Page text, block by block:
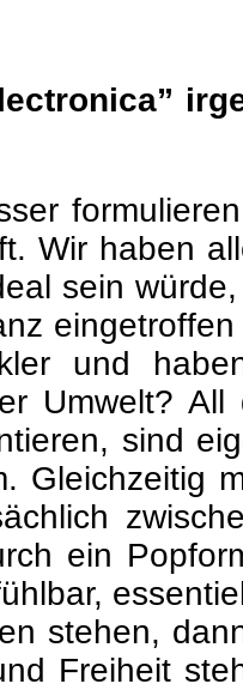
Wir haben
sein
und
Umwelt?
sind
Gleichzeitig
ein
stehen,
Freiheit